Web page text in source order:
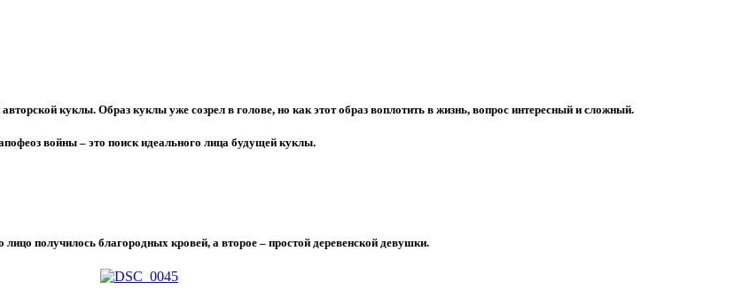
куклы. Образ куклы уже созрел в голове, но как этот образ воплотить в жизнь, вопрос интересный и сложный.
войны – это поиск идеального лица будущей куклы.
получилось благородных кровей, а второе – простой деревенской девушки.